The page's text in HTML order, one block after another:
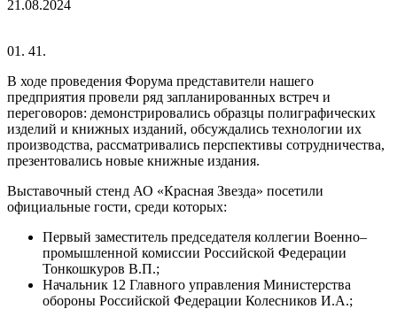
21.08.2024
01. 41.
В ходе проведения Форума представители нашего
предприятия провели ряд запланированных встреч и
переговоров: демонстрировались образцы полиграфических
изделий и книжных изданий, обсуждались технологии их
производства, рассматривались перспективы сотрудничества,
презентовались новые книжные издания.
Выставочный стенд АО «Красная Звезда» посетили
официальные гости, среди которых:
Первый заместитель председателя коллегии Военно–
промышленной комиссии Российской Федерации
Тонкошкуров В.П.;
Начальник 12 Главного управления Министерства
обороны Российской Федерации Колесников И.А.;